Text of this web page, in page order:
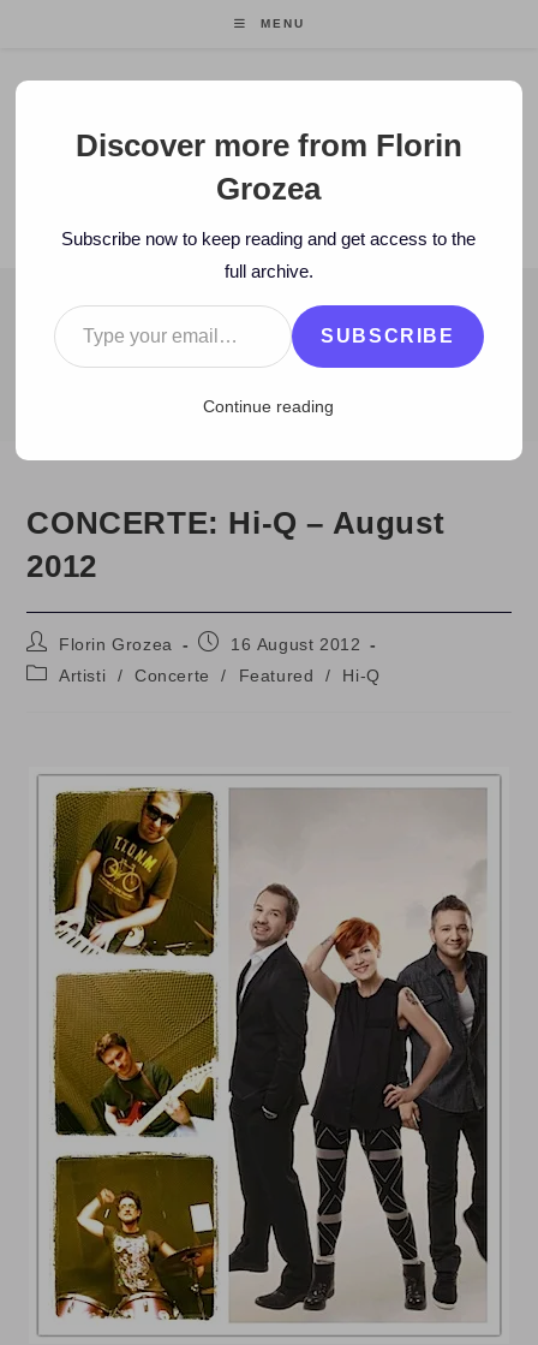
MENU
Florin Grozea
ENTREPRENEUR. FOUNDER/CEO MOCAPP.
BLOG
2012 > August > 16 > Artisti CONCERTE: Hi-Q – August 2012
CONCERTE: Hi-Q – August
2012
Post
author:
Florin Grozea
Post16 August 2012
PostArtisti / Concerte / Featured / Hi-Q
Discover more from Florin
Grozea
Subscribe now to keep reading and get access to the
full archive.
Type your email…
SUBSCRIBE
Continue reading